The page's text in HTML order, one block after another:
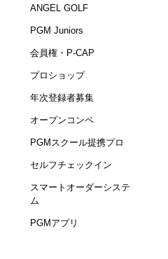
ANGEL GOLF
PGM Juniors
会員権・P-CAP
プロショップ
年次登録者募集
オープンコンペ
PGMスクール提携プロ
セルフチェックイン
スマートオーダーシステ
ム
PGMアプリ